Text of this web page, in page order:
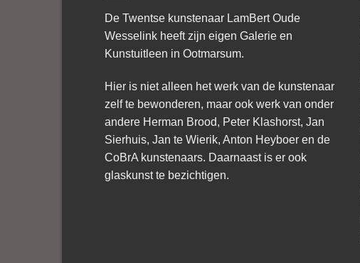
De Twentse kunstenaar LamBert Oude
Wesselink heeft zijn eigen Galerie en
Kunstuitleen in Ootmarsum.
Hier is niet alleen het werk van de kunstenaar
zelf te bewonderen, maar ook werk van onder
andere Herman Brood, Peter Klashorst, Jan
Sierhuis, Jan te Wierik, Anton Heyboer en de
CoBrA kunstenaars. Daarnaast is er ook
glaskunst te bezichtigen.